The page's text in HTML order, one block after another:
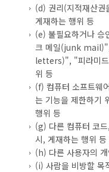
(d) 권리(지적재산권
게재하는 행위 등
(e) 불필요하거나 승
크 메일(junk
letters)", "피라미드
위 등
(f) 컴퓨터 소프트웨
는 기능을 제한하기
행위 등
(g) 다른 컴퓨터 코
시, 게재하는 행위 등
(h) 다른 사용자의
(i) 사람을 비방할 목